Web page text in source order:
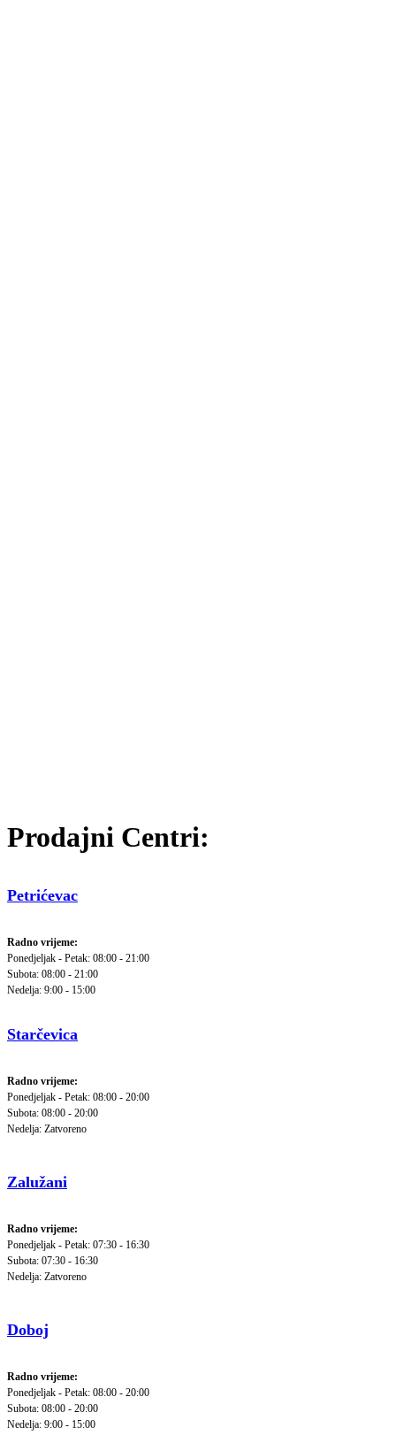
Prodajni Centri:
Petrićevac
Radno vrijeme:
Ponedjeljak - Petak: 08:00 - 21:00
Subota: 08:00 - 21:00
Nedelja: 9:00 - 15:00
Starčevica
Radno vrijeme:
Ponedjeljak - Petak: 08:00 - 20:00
Subota: 08:00 - 20:00
Nedelja: Zatvoreno
Zalužani
Radno vrijeme:
Ponedjeljak - Petak: 07:30 - 16:30
Subota: 07:30 - 16:30
Nedelja: Zatvoreno
Doboj
Radno vrijeme:
Ponedjeljak - Petak: 08:00 - 20:00
Subota: 08:00 - 20:00
Nedelja: 9:00 - 15:00